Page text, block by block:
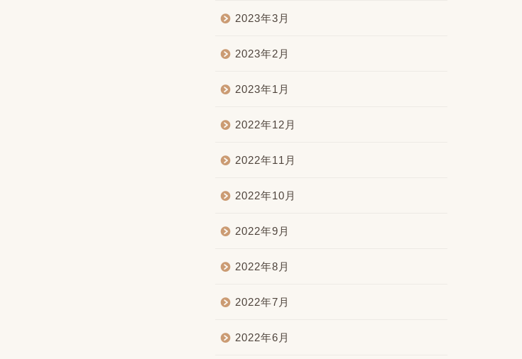
2023年3月
2023年2月
2023年1月
2022年12月
2022年11月
2022年10月
2022年9月
2022年8月
2022年7月
2022年6月